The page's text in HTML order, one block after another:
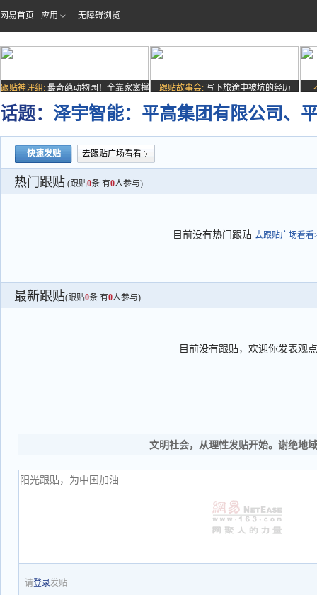
网易首页 应用 无障碍浏览
跟贴神评组: 最奇葩动物园！全靠家禽撑
场子
跟贴故事会: 写下旅途中被坑的经历
话题： 泽宇智能：平高集团有限公司、
快速发贴 去跟贴广场看看
热门跟贴 (跟贴0条 有0人参与)
目前没有热门跟贴 去跟贴广场看看
最新跟贴(跟贴0条 有0人参与)
目前没有跟贴，欢迎你发表观点
文明社会，从理性发贴开始。谢绝地
请登录发贴